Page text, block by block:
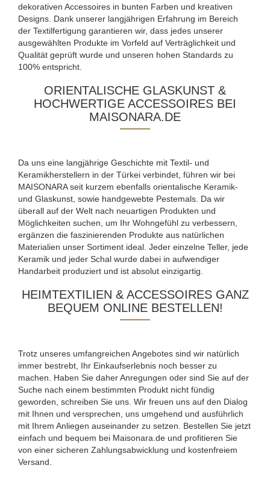
dekorativen Accessoires in bunten Farben und kreativen
Designs. Dank unserer langjährigen Erfahrung im Bereich
der Textilfertigung garantieren wir, dass jedes unserer
ausgewählten Produkte im Vorfeld auf Verträglichkeit und
Qualität geprüft wurde und unseren hohen Standards zu
100% entspricht.
ORIENTALISCHE GLASKUNST &
HOCHWERTIGE ACCESSOIRES BEI
MAISONARA.DE
Da uns eine langjährige Geschichte mit Textil- und
Keramikherstellern in der Türkei verbindet, führen wir bei
MAISONARA seit kurzem ebenfalls orientalische Keramik-
und Glaskunst, sowie handgewebte Pestemals. Da wir
überall auf der Welt nach neuartigen Produkten und
Möglichkeiten suchen, um Ihr Wohngefühl zu verbessern,
ergänzen die faszinierenden Produkte aus natürlichen
Materialien unser Sortiment ideal. Jeder einzelne Teller, jede
Keramik und jeder Schal wurde dabei in aufwendiger
Handarbeit produziert und ist absolut einzigartig.
HEIMTEXTILIEN & ACCESSOIRES GANZ
BEQUEM ONLINE BESTELLEN!
Trotz unseres umfangreichen Angebotes sind wir natürlich
immer bestrebt, Ihr Einkaufserlebnis noch besser zu
machen. Haben Sie daher Anregungen oder sind Sie auf der
Suche nach einem bestimmten Produkt nicht fündig
geworden, schreiben Sie uns. Wir freuen uns auf den Dialog
mit Ihnen und versprechen, uns umgehend und ausführlich
mit Ihrem Anliegen auseinander zu setzen. Bestellen Sie jetzt
einfach und bequem bei Maisonara.de und profitieren Sie
von einer sicheren Zahlungsabwicklung und kostenfreiem
Versand.